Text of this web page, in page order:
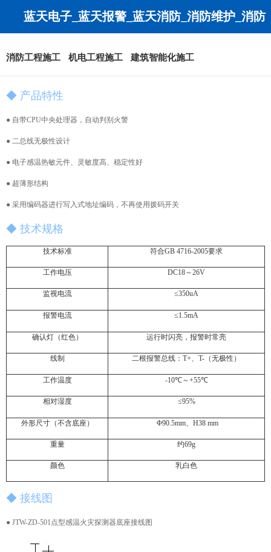
蓝天电子_蓝天报警_蓝天消防_消防维护_消防
工程_消防改造-无锡蓝天安全技术有限公司
消防工程施工 机电工程施工 建筑智能化施工
◆ 产品特性
● 自带CPU中央处理器，自动判别火警
● 二总线无极性设计
● 电子感温热敏元件、灵敏度高、稳定性好
● 超薄形结构
● 采用编码器进行写入式地址编码，不再使用拨码开关
◆ 技术规格
技术标准 符合GB 4716-2005要求
工作电压 DC18～26V
监视电流 ≤350uA
报警电流 ≤1.5mA
确认灯（红色） 运行时闪亮，报警时常亮
线制 二根报警总线：T+、T-（无极性）
工作温度 -10℃～+55℃
相对湿度 ≤95%
外形尺寸（不含底座） Φ90.5mm、H38 mm
重量 约69g
颜色 乳白色
◆ 接线图
● JTW-ZD-501点型感温火灾探测器底座接线图